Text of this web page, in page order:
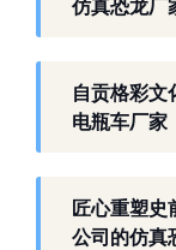
生态。自贡
以工厂生产
关产品与服
工厂生产基
作为开展史
仿真恐龙厂
自贡格彩文
电瓶车厂家
匠心重塑
公司的仿真